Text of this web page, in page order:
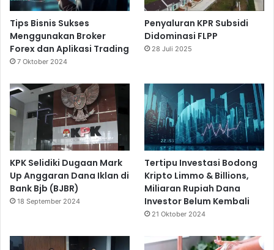
Tips Bisnis Sukses
Menggunakan Broker
Forex dan Aplikasi Trading
7 Oktober 2024
Penyaluran KPR Subsidi
Didominasi FLPP
28 Juli 2025
KPK Selidiki Dugaan Mark
Up Anggaran Dana Iklan di
Bank Bjb (BJBR)
18 September 2024
Tertipu Investasi Bodong
Kripto Limmo & Billions,
Miliaran Rupiah Dana
Investor Belum Kembali
21 Oktober 2024